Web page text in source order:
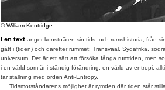
© William Kentridge
I en textanger konstnären sin tids- och rumshistoria, från
gått i (tiden) och därefter rummet: Transvaal, Sydafrika,
universum. Det är ett sätt att försöka fånga rumtiden, men
i en värld som är i ständig förändring, en värld av entropi,
tar ställning med orden Anti-Entropy.
Tidsmotståndarens möjlighet är rymden där tiden står